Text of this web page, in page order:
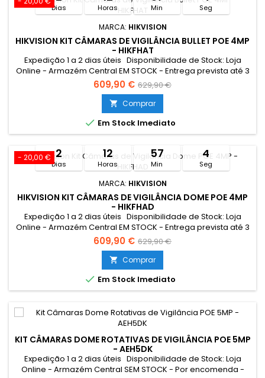
Dias Horas Min Seg
MARCA: HIKVISION
HIKVISION KIT CÂMARAS DE VIGILÂNCIA BULLET POE 4MP
- HIKFHAT
Expedição 1 a 2 dias úteis Disponibilidade de Stock: Loja
Online - Armazém Central EM STOCK - Entrega prevista até 3
dias úteis Loja Braga - Rua António Fernandes Ferreira
Gomes EM STOCK Limitado ao stock existente Campanha
válida entre 27/07 a 11/08/2026
609,90 € 629,90 €
 Comprar
 Em Stock Imediato
- 20,00 € 2
Dias
12
Horas
57
Min
3
Seg
MARCA: HIKVISION
HIKVISION KIT CÂMARAS DE VIGILÂNCIA DOME POE 4MP
- HIKFHAD
Expedição 1 a 2 dias úteis Disponibilidade de Stock: Loja
Online - Armazém Central EM STOCK - Entrega prevista até 3
dias úteis Loja Braga - Rua António Fernandes Ferreira
Gomes EM STOCK Limitado ao stock existente Campanha
válida entre 27/07 a 11/08/2026
609,90 € 629,90 €
 Comprar
 Em Stock Imediato
KIT CÂMARAS DOME ROTATIVAS DE VIGILÂNCIA POE 5MP
- AEH5DK
Expedição 1 a 2 dias úteis Disponibilidade de Stock: Loja
Online - Armazém Central SEM STOCK - Por encomenda -